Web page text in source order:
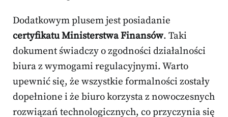
Dodatkowym plusem jest posiadanie
certyfikatu Ministerstwa Finansów. Taki
dokument świadczy o zgodności działalności
biura z wymogami regulacyjnymi. Warto
upewnić się, że wszystkie formalności zostały
dopełnione i że biuro korzysta z nowoczesnych
rozwiązań technologicznych, co przyczynia się